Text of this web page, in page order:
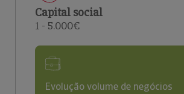
Capital social
1 - 5.000€
Evolução volume de negócios